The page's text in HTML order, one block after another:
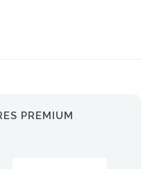
PREMIUM